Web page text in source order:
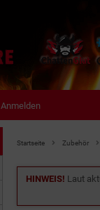
Anmelden
Startseite Zubehör
HINWEIS! Laut